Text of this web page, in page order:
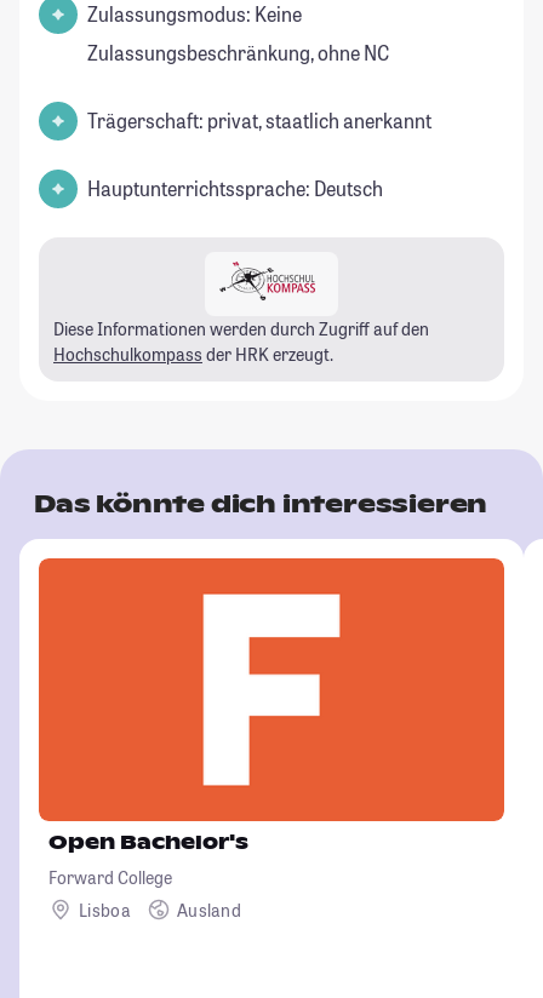
Zulassungsmodus: Keine
Zulassungsbeschränkung, ohne NC
Trägerschaft: privat, staatlich anerkannt
Hauptunterrichtssprache: Deutsch
Diese Informationen werden durch Zugriff auf den
Hochschulkompass der HRK erzeugt.
Das könnte dich interessieren
Open Bachelor's
Forward College
Lisboa
Ausland